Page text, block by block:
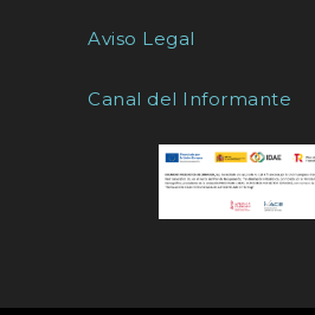
Aviso Legal
Canal del Informante